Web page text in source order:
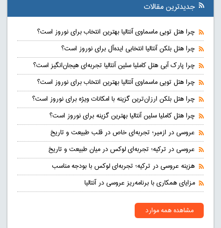
جدیدترین مقالات
چرا هتل تویی ماسماوی آنتالیا بهترین انتخاب برای نوروز است؟
چرا هتل بلکن آنتالیا انتخابی ایده‌آل برای نوروز است؟
چرا پارک آبی هتل کاملیا سلین آنتالیا تجربه‌ای هیجان‌انگیز است؟
چرا هتل تویی ماسماوی آنتالیا بهترین انتخاب برای نوروز است؟
چرا هتل بلکن ارزان‌ترین گزینه با امکانات ویژه برای نوروز است؟
چرا هتل کاملیا سلین آنتالیا بهترین گزینه برای نوروز است؟
عروسی در ازمیر؛ تجربه‌ای خاص در قلب طبیعت و تاریخ
عروسی در ترکیه؛ تجربه‌ای لوکس در میان طبیعت و تاریخ
هزینه عروسی در ترکیه؛ تجربه‌ای لوکس با بودجه مناسب
مزایای همکاری با برنامه‌ریز عروسی در آنتالیا
مشاهده همه موارد